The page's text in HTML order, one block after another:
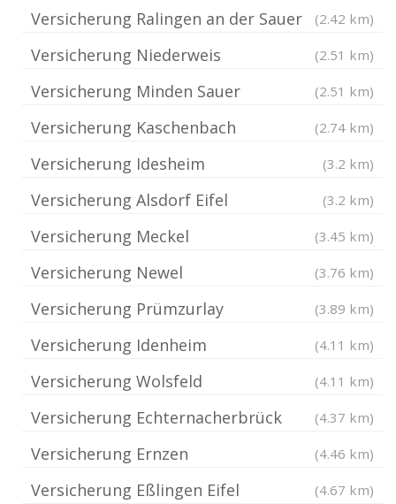
Versicherung Ralingen an der Sauer (2.42 km)
Versicherung Niederweis (2.51 km)
Versicherung Minden Sauer (2.51 km)
Versicherung Kaschenbach (2.74 km)
Versicherung Idesheim (3.2 km)
Versicherung Alsdorf Eifel (3.2 km)
Versicherung Meckel (3.45 km)
Versicherung Newel (3.76 km)
Versicherung Prümzurlay (3.89 km)
Versicherung Idenheim (4.11 km)
Versicherung Wolsfeld (4.11 km)
Versicherung Echternacherbrück (4.37 km)
Versicherung Ernzen (4.46 km)
Versicherung Eßlingen Eifel (4.67 km)